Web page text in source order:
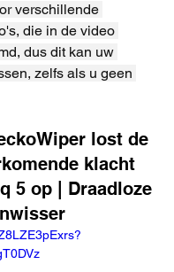
verschillende
die in de video
dus dit kan uw
zelfs als u geen
lost de
klacht
5 op | Draadloze